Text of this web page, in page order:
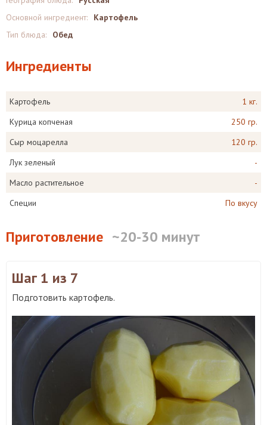
Основной ингредиент:
Картофель
Тип блюда:
Обед
Ингредиенты
Картофель
1 кг.
Курица копченая
250 гр.
Сыр моцарелла
120 гр.
Лук зеленый
-
Масло растительное
-
Специи
По вкусу
Приготовление ~20-30 минут
Шаг 1 из 7
Подготовить картофель.